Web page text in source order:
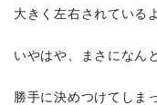
大きく左右されている
いやはや、まさになん
勝手に決めつけてしま